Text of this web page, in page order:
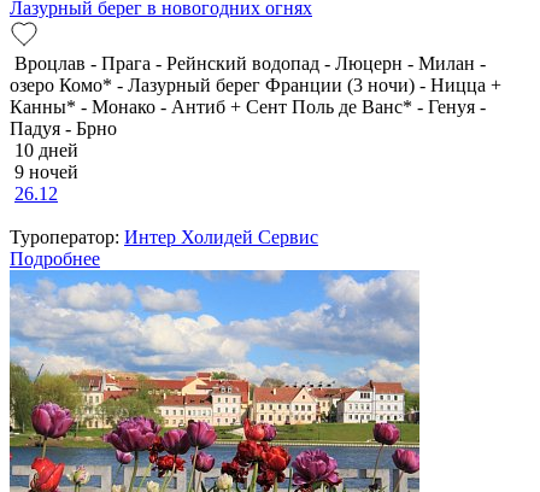
Лазурный берег в новогодних огнях
Вроцлав - Прага - Рейнский водопад - Люцерн - Милан -
озеро Комо* - Лазурный берег Франции (3 ночи) - Ницца +
Канны* - Монако - Антиб + Сент Поль де Ванс* - Генуя -
Падуя - Брно
10 дней
9 ночей
26.12
Туроператор: Интер Холидей Сервис
Подробнее